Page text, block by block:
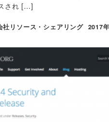
され […]
社リソース・シェアリング
投稿日
2017